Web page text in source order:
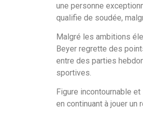
une personne
qualifie de soudée,
Malgré les ambitions
Beyer regrette des
entre des parties
sportives.
Figure incontournable
en continuant à jouer